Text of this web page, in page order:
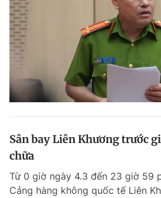
Sân bay Liên Khương trước
chữa
Từ 0 giờ ngày 4.3 đến 23 giờ 59
Cảng hàng không quốc tế Liên